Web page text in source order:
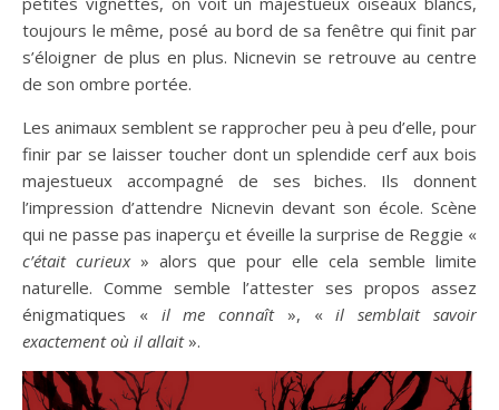
toujours le même, posé au bord de sa fenêtre qui finit par
s’éloigner de plus en plus. Nicnevin se retrouve au centre
de son ombre portée.
Les animaux semblent se rapprocher peu à peu d’elle, pour
finir par se laisser toucher dont un splendide cerf aux bois
majestueux accompagné de ses biches. Ils donnent
l’impression d’attendre Nicnevin devant son école. Scène
qui ne passe pas inaperçu et éveille la surprise de Reggie «
c’était curieux » alors que pour elle cela semble limite
naturelle. Comme semble l’attester ses propos assez
énigmatiques « il me connaît», «il semblait savoir
exactement où il allait».